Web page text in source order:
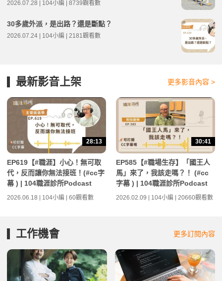
2026.07.28 | 104小編 | 8739觀看數
30多歲外派，是出路？還是斷點？
2026.07.24 | 104小編 | 2181觀看數
最新影音上架 更多影音內容 >
28:13
EP619【#職涯】小心！無可取
代，反而讓你無法接班！(#cc字
幕 ) | 104職涯診所Podcast
2026.06.18 | 104小編 | 60觀看數
30:41
EP585【#職場生存】「國王人
馬」來了，我該走嗎？！ (#cc
字幕 ) | 104職涯診所Podcast
2026.02.09 | 104小編 | 20660觀看數
工作機會 更多訂閱內容